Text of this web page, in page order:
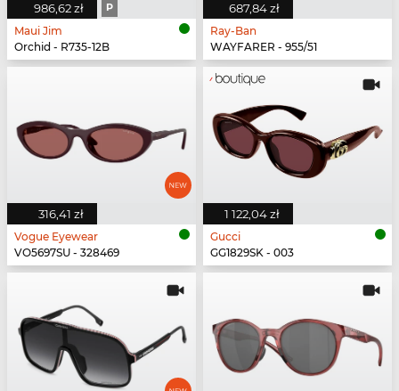
986,62 zł P
Maui Jim
Orchid - R735-12B
687,84 zł
Ray-Ban
WAYFARER - 955/51
316,41 zł
Vogue Eyewear
VO5697SU - 328469
1 122,04 zł
Gucci
GG1829SK - 003